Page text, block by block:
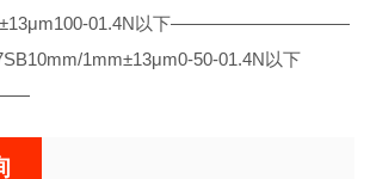
01.4N以下——————————
1mm±13μm0-50-01.4N以下